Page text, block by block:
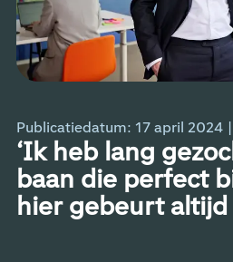
‘Ik heb lang
baan die perfect
hier gebeurt altijd
Publicatiedatum: 17 april 2024 |